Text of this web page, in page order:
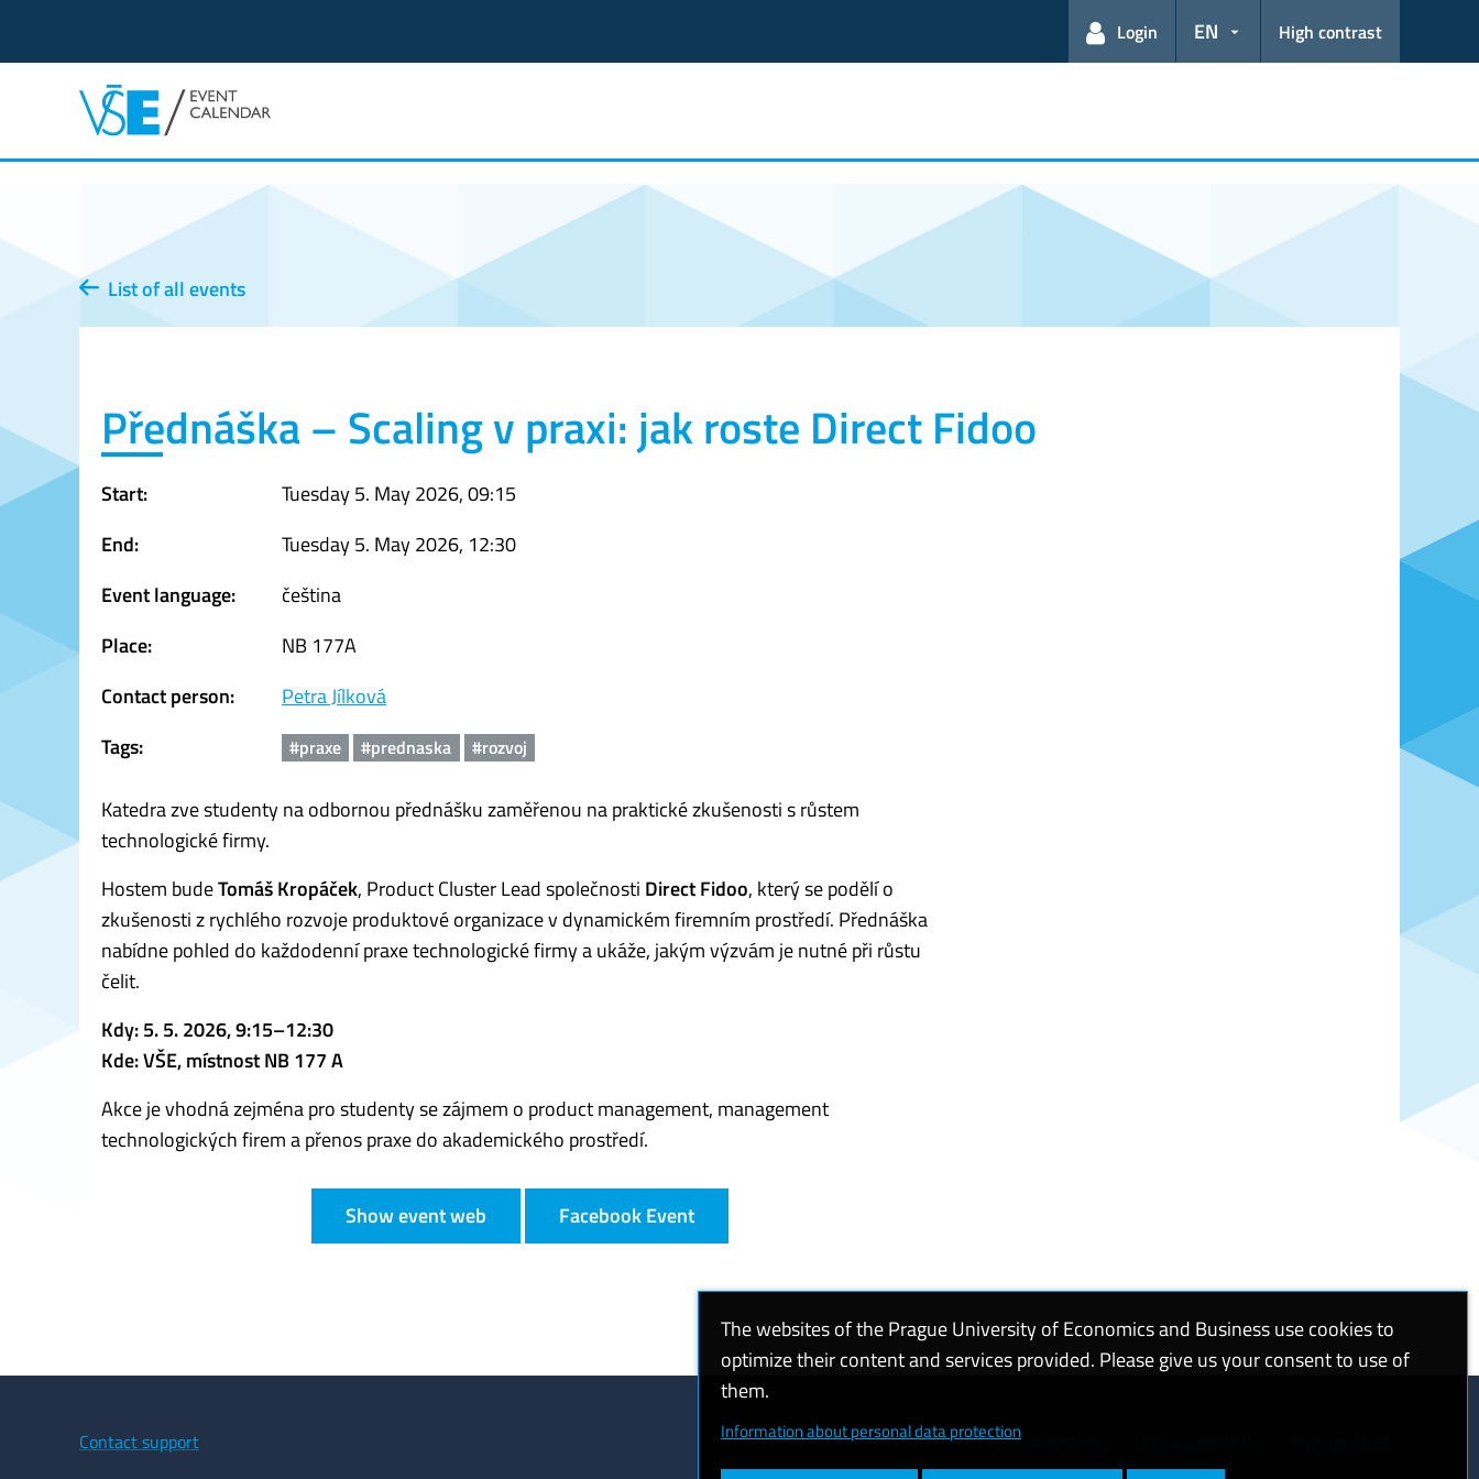
Login EN High contrast
List of all events
Přednáška – Scaling v praxi: jak roste Direct Fidoo
Start:
Tuesday 5. May 2026, 09:15
End:
Tuesday 5. May 2026, 12:30
Event language:
čeština
Place:
NB 177A
Contact person:
Petra Jílková
Tags:
#praxe #prednaska #rozvoj
Katedra zve studenty na odbornou přednášku zaměřenou na praktické zkušenosti s růstem
technologické firmy.
Hostem budeTomáš Kropáček, Product Cluster Lead společnosti Direct Fidoo, který se podělí o
zkušenosti z rychlého rozvoje produktové organizace v dynamickém firemním prostředí. Přednáška
nabídne pohled do každodenní praxe technologické firmy a ukáže, jakým výzvám je nutné při růstu
čelit.
Kdy: 5. 5. 2026, 9:15–12:30
Kde: VŠE, místnost NB 177 A
Akce je vhodná zejména pro studenty se zájmem o product management, management
technologických firem a přenos praxe do akademického prostředí.
Show event web Facebook Event
Contact support Cookie settings
The websites of the Prague University of Economics and Business use cookies to
optimize their content and services provided. Please give us your consent to use of
them.
Information about personal data protection